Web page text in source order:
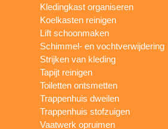
Kledingkast organiseren
Koelkasten reinigen
Lift schoonmaken
Schimmel- en vochtverwijdering
Strijken van kleding
Tapijt reinigen
Toiletten ontsmetten
Trappenhuis dweilen
Trappenhuis stofzuigen
Vaatwerk opruimen